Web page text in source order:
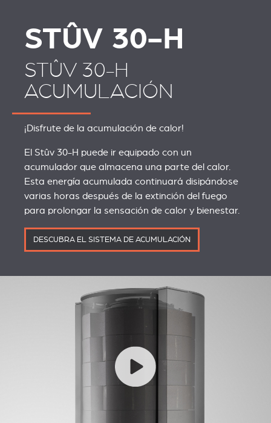
STÛV 30-H
STÛV 30-H
ACUMULACIÓN
¡Disfrute de la acumulación de calor!
El Stûv 30-H puede ir equipado con un
acumulador que almacena una parte del calor.
Esta energía acumulada continuará disipándose
varias horas después de la extinción del fuego
para prolongar la sensación de calor y bienestar.
DESCUBRA EL SISTEMA DE ACUMULACIÓN